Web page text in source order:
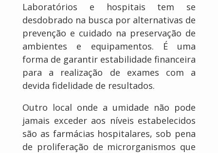
Laboratórios e hospitais tem se
desdobrado na busca por alternativas de
prevenção e cuidado na preservação de
ambientes e equipamentos. É uma
forma de garantir estabilidade financeira
para a realização de exames com a
devida fidelidade de resultados.
Outro local onde a umidade não pode
jamais exceder aos níveis estabelecidos
são as farmácias hospitalares, sob pena
de proliferação de microrganismos que